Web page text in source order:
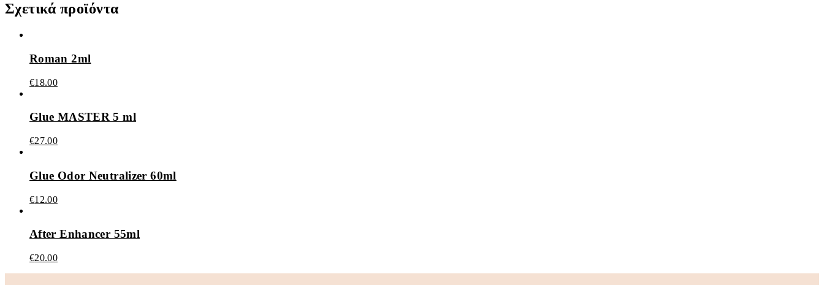
Σχετικά προϊόντα
Roman 2ml
€18.00
Glue MASTER 5 ml
€27.00
Glue Odor Neutralizer 60ml
€12.00
After Enhancer 55ml
€20.00